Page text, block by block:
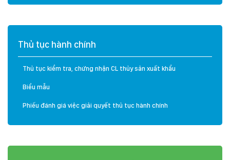
Thủ tục hành chính
Thủ tục kiểm tra, chứng nhận CL thủy sản xuất khẩu
Biểu mẫu
Phiếu đánh giá việc giải quyết thủ tục hành chính